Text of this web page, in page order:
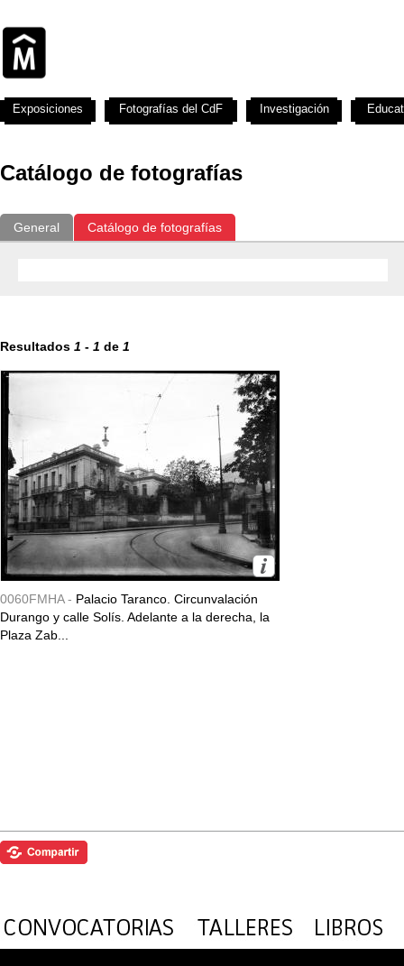
Catálogo de fotografías
General Catálogo de fotografías
Resultados 1 - 1 de 1
0060FMHA - Palacio Taranco. Circunvalación
Durango y calle Solís. Adelante a la derecha, la
Plaza Zab...
Exposiciones Fotografías del CdF Investigación